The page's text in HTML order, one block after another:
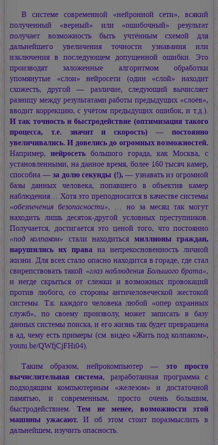
В системе современной «нейронной сети», всякий
полученный «верный» или «ошибочный» результат
получает возможность быть учтённым схемой для
дальнейшего увеличения точности узнавания или
изключения в последующем допущенной ошибки. Это
производят заложенные алгоритмом обработки
упомянутые «слои» нейросети (один «слой» находит
схожесть, другой — различие, следующий вычисляет
разницу между результатами работы предыдущих «слоёв»,
вводит коррекцию, с учётом предыдущих ошибок, и т.д.).
И так точность и быстродействие (оптимизация такого
процесса, т.е. значит и скорость) — постоянно
увеличивались. И довелись до огромных возможностей.
Например,нейросеть большого горада, как Москва, с
установленными, на данное время, более 160 тысяч камер,
способна —за долю секунды (!),— узнавать из огромной
базы данных человека, попавшего в объектив камер
наблюдения… Хотя это преподносится в качестве системы
«обезпечения безопасности», … но за месяц так могут
находить лишь десяток-другой условных преступников.
Получается, достигается это ценой того, что постоянно
«под колпаком» стали находиться миллионы граждан,
нарушились их права на непрекосновенность личной
жизни. Для всех стало опасно находится в гораде, где стал
свирепствовать такой «глаз наблюдения Большого брата»,
и негде скрыться от слежки и возможных провокаций
против любого, со стороны античеловеческой жестокой
системы. Т.к. каждого человека любой «опер охранных
служб», по своему произволу, может записать в базу
данных системы поиска, и его жизнь так будет превращена
в ад, чему есть примеры (см. видео «Жить под колпаком»,
youtu.be/QWfjCjFHi04).
Таким образом, нейрокомпьютер — это просто
вычислительная система, разработанная программа с
подходящим компьютерным «железом» и достаточной
памятью, и современным, просто очень большим,
быстродействием.Тем не менее, возможности этой
машины ужасают. И об этом стоит поразмыслить в
дальнейшем, изучить опасность.